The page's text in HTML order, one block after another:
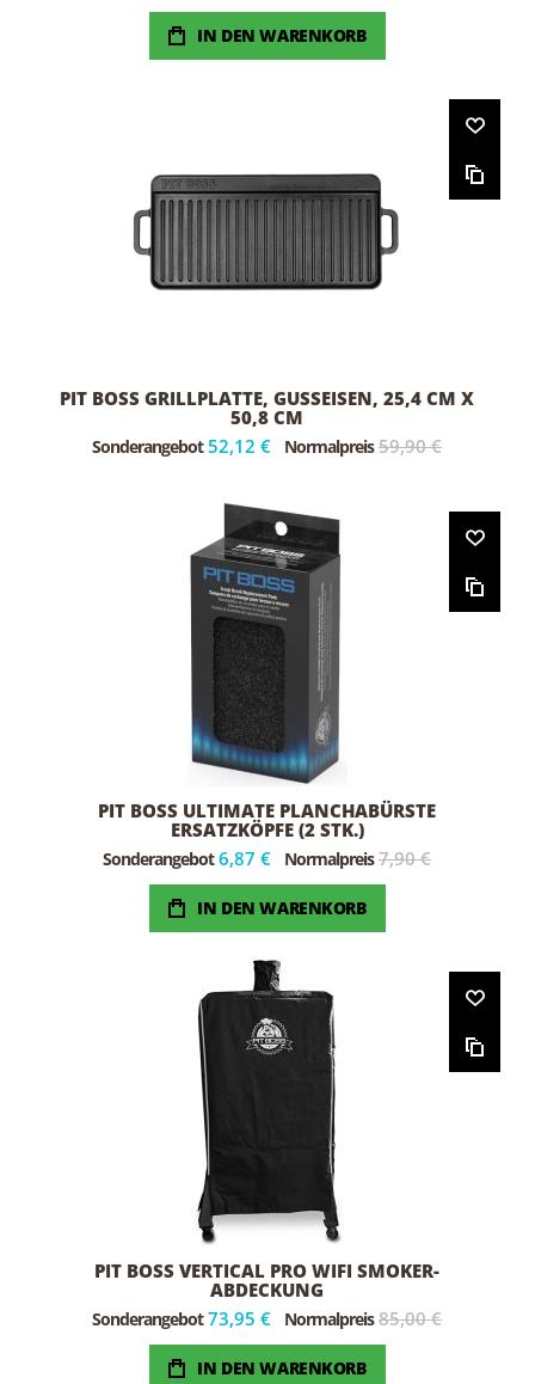
IN DEN WARENKORB
PIT BOSS GRILLPLATTE, GUSSEISEN, 25,4 CM X
50,8 CM
Sonderangebot 52,12 € Normalpreis 59,90 €
PIT BOSS ULTIMATE PLANCHABÜRSTE
ERSATZKÖPFE (2 STK.)
Sonderangebot 6,87 € Normalpreis 7,90 €
IN DEN WARENKORB
PIT BOSS VERTICAL PRO WIFI SMOKER-
ABDECKUNG
Sonderangebot 73,95 € Normalpreis 85,00 €
IN DEN WARENKORB